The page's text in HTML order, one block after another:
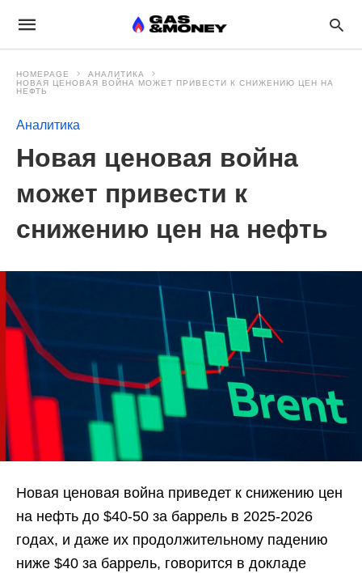
HOMEPAGE
АНАЛИТИКА
НОВАЯ ЦЕНОВАЯ ВОЙНА МОЖЕТ ПРИВЕСТИ К СНИЖЕНИЮ ЦЕН НА
НЕФТЬ
Аналитика
Новая ценовая война
может привести к
снижению цен на нефть
Новая ценовая война приведет к снижению цен
на нефть до $40-50 за баррель в 2025-2026
годах, и даже их продолжительному падению
ниже $40 за баррель, говорится в докладе